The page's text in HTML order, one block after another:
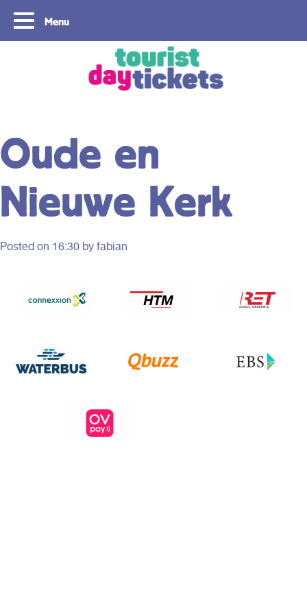
Menu
Oude en
Nieuwe Kerk
Posted on 16:30 by fabian